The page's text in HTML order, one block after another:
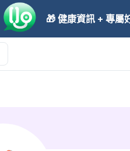
🎁 健康資訊 + 專屬